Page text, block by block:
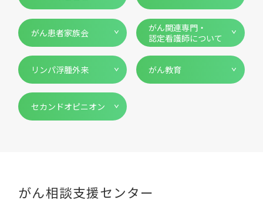
がん患者家族会
がん関連専門・
認定看護師について
リンパ浮腫外来 がん教育
セカンドオピニオン
がん相談支援センター